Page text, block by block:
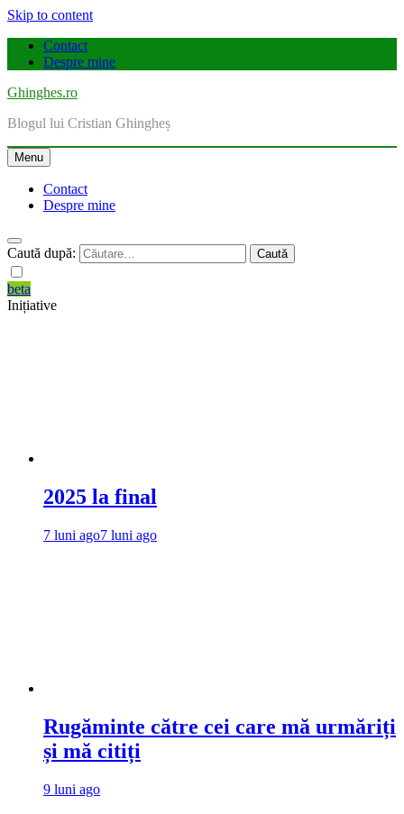
Skip to content
Contact
Despre mine
Ghinghes.ro
Blogul lui Cristian Ghingheș
Menu
Contact
Despre mine
Caută după:
beta
Inițiative
2025 la final
7 luni ago7 luni ago
Rugăminte către cei care mă urmăriți
și mă citiți
9 luni ago